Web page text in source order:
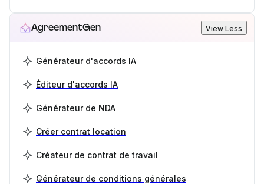
AgreementGen View Less
Générateur d'accords IA
Éditeur d'accords IA
Générateur de NDA
Créer contrat location
Créateur de contrat de travail
Générateur de conditions générales